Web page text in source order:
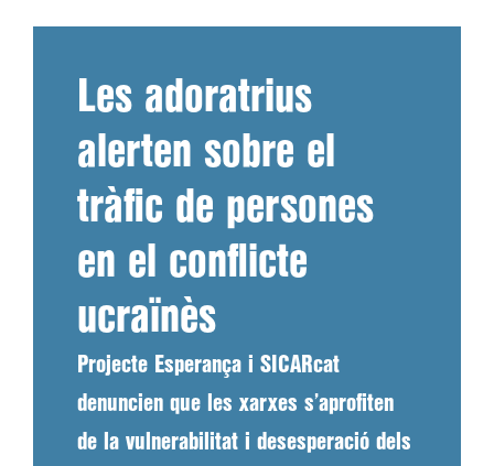
Les adoratrius
alerten sobre el
tràfic de persones
en el conflicte
ucraïnès
Projecte Esperança i SICARcat
denuncien que les xarxes s’aprofiten
de la vulnerabilitat i desesperació dels